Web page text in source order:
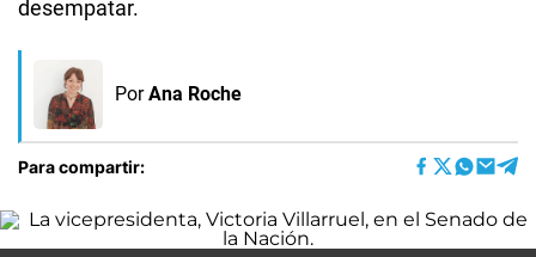
desempatar.
Por Ana Roche
Para compartir: